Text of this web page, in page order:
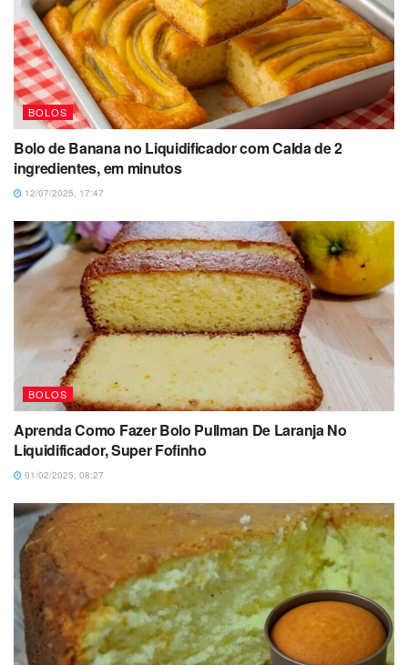
BOLOS
Bolo de Banana no Liquidificador com Calda de 2
ingredientes, em minutos
12/07/2025, 17:47
BOLOS
Aprenda Como Fazer Bolo Pullman De Laranja No
Liquidificador, Super Fofinho
01/02/2025, 08:27